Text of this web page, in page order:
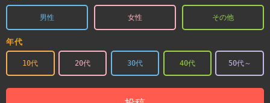
男性 女性 その他
年代
10代 20代 30代 40代 50代～